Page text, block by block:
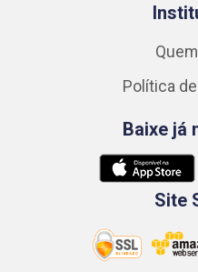
Política
Baixe já
Site